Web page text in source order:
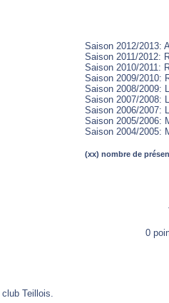
Saison 2012/2013:
Saison 2011/2012:
Saison 2010/2011:
Saison 2009/2010:
Saison 2008/2009:
Saison 2007/2008:
Saison 2006/2007:
Saison 2005/2006:
Saison 2004/2005:
(xx) nombre de
0
Teillois.